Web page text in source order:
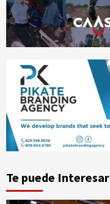
Te puede Interesar